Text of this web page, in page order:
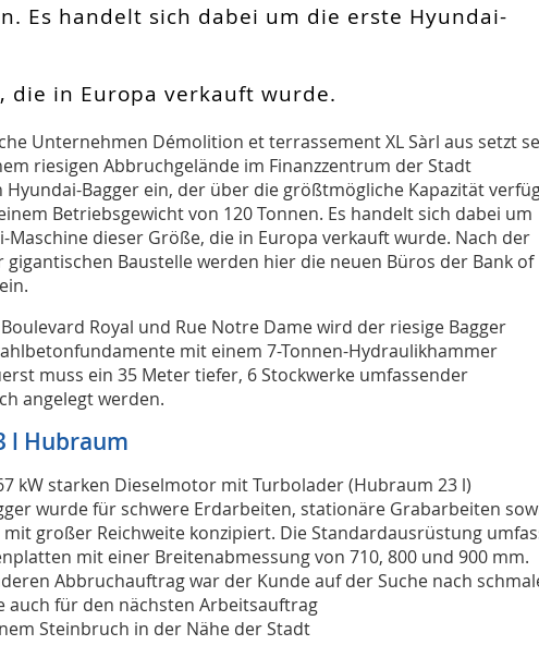
Es handelt sich dabei um die erste Hyundai-
die in Europa verkauft wurde.
Unternehmen Démolition et terrassement XL Sàrl aus setzt
riesigen Abbruchgelände im Finanzzentrum der Stadt
Hyundai-Bagger ein, der über die größtmögliche Kapazität
Betriebsgewicht von 120 Tonnen. Es handelt sich dabei um
Maschine dieser Größe, die in Europa verkauft wurde. Nach der
gigantischen Baustelle werden hier die neuen Büros der Bank of
Royal und Rue Notre Dame wird der riesige Bagger
mit einem 7-Tonnen-Hydraulikhammer
muss ein 35 Meter tiefer, 6 Stockwerke umfassender
angelegt werden.
l Hubraum
kW starken Dieselmotor mit Turbolader (Hubraum 23 l)
wurde für schwere Erdarbeiten, stationäre Grabarbeiten
großer Reichweite konzipiert. Die Standardausrüstung
mit einer Breitenabmessung von 710, 800 und 900 mm.
Abbruchauftrag war der Kunde auf der Suche nach
auch für den nächsten Arbeitsauftrag
Steinbruch in der Nähe der Stadt